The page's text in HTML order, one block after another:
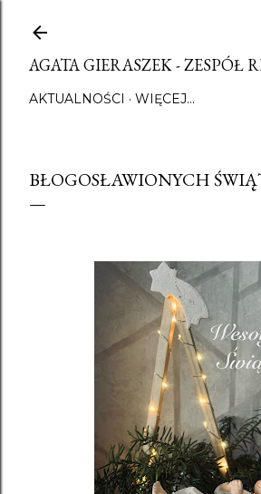
AGATA GIERASZEK - ZESPÓŁ
AKTUALNOŚCI WIĘCEJ…
BŁOGOSŁAWIONYCH